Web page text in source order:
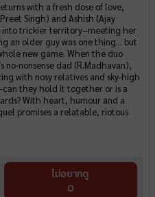
with a fresh dose of love,
Singh) and Ashish (Ajay
into trickier territory--meeting her
an older guy was one thing... but
new game. When the duo
no-nonsense dad (R.Madhavan),
with nosy relatives and sky-high
can they hold it together or is a
With heart, humour and a
promises a relatable, riotous
ไม่อยากดู
0